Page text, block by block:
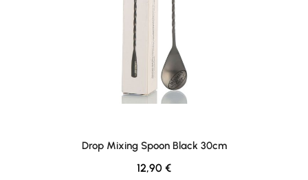
Drop Mixing Spoon Black 30cm
Regulärer Preis:
12,90 €